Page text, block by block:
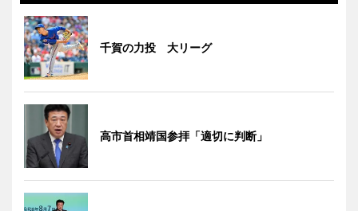
千賀の力投 大リーグ
高市首相靖国参拝「適切に判断」